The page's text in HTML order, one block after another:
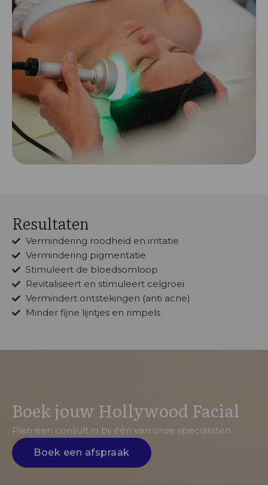
Resultaten
Vermindering roodheid en irritatie
Vermindering pigmentatie
Stimuleert de bloedsomloop
Revitaliseert en stimuleert celgroei
Vermindert ontstekingen (anti acne)
Minder fijne lijntjes en rimpels
Boek jouw Hollywood Facial
Plan een consult in bij één van onze specialisten
Boek een afspraak